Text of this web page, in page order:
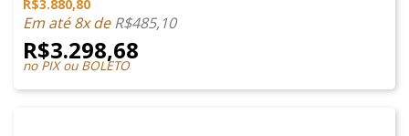
R$3.880,80
Em até 8x deR$485,10
R$3.298,68
no PIX ou BOLETO